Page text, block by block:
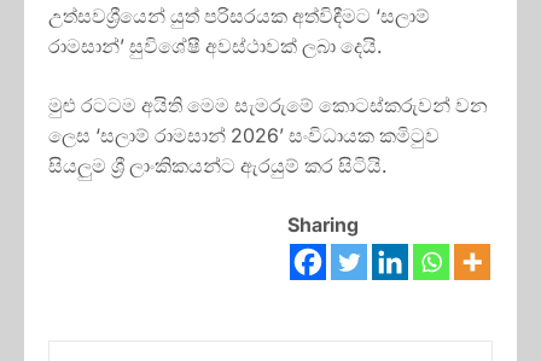
උත්සවශ්‍රීයෙන් යුත් පරිසරයක අත්විඳීමට ‘සලාම්
රාමසාන්’ සුවිශේෂී අවස්ථාවක් ලබා දෙයි.
මුළු රටටම අයිති මෙම සැමරුමේ කොටස්කරුවන් වන
ලෙස ‘සලාම් රාමසාන් 2026’ සංවිධායක කමිටුව
සියලුම ශ්‍රී ලාංකිකයන්ට ඇරයුම් කර සිටියි.
Sharing